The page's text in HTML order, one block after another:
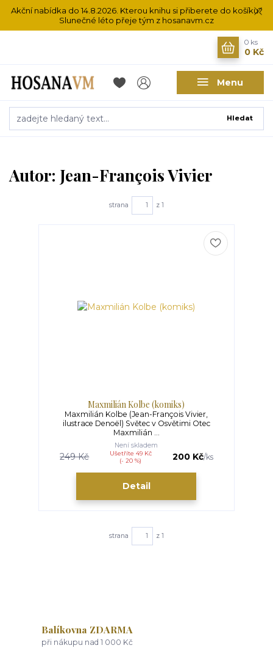
Akční nabídka do 14.8.2026. Kterou knihu si přiberete do košíku?
Slunečné léto přeje tým z hosanavm.cz
Menu
Hledat
0 ks
0 Kč
Autor: Jean-François Vivier
strana z 1
Maxmilián Kolbe (komiks)
Maxmilián Kolbe (Jean-François Vivier,
ilustrace Denoël) Světec v Osvětimi Otec
Maxmilián ...
249 Kč
Ušetříte 49 Kč
(- 20 %)
200 Kč/ks
Není skladem
Detail
strana z 1
Balíkovna ZDARMA
při nákupu nad 1 000 Kč